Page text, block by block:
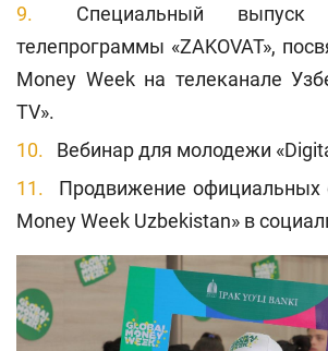
Специальный выпуск
телепрограммы «ZAKOVAT»,
Money Week на телеканале
TV».
Вебинар для молодежи
Продвижение официальных
Money Week Uzbekistan» в